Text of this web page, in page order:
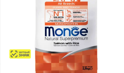
аксессуары
Свитеры
Футболки и майки
Бантики и галстуки
Платья
Смешные костюмы
Украшения и